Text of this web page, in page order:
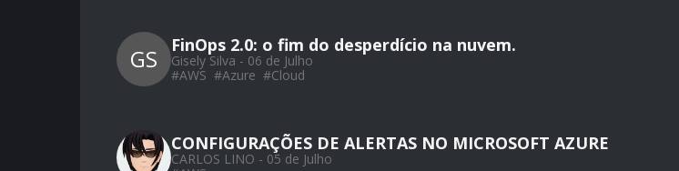
GS FinOps 2.0: o fim do desperdício na nuvem.
Gisely Silva - 06 de Julho
#AWS #Azure #Cloud
CONFIGURAÇÕES DE ALERTAS NO MICROSOFT AZURE
CARLOS LINO - 05 de Julho